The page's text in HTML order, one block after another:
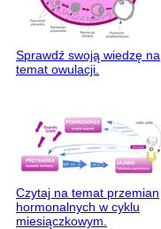
Sprawdź swoją wiedzę na
temat owulacji.
Czytaj na temat przemian
hormonalnych w cyklu
miesiączkowym.